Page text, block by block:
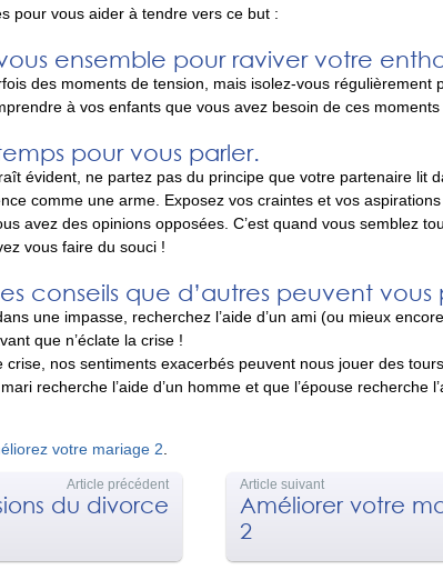
pour vous aider à tendre vers ce but :
ensemble pour raviver votre
des moments de tension, mais isolez-vous régulièrement
à vos enfants que vous avez besoin de ces
pour vous parler.
évident, ne partez pas du prin­cipe que votre partenaire lit
comme une arme. Exposez vos craintes et vos
avez des opinions opposées. C’est quand vous semblez
vous faire du souci !
conseils que d’autres peuvent vous
une impasse, recherchez l’aide d’un ami (ou mieux
que n’éclate la crise !
crise, nos sentiments exacerbés peuvent nous jouer des
recherche l’aide d’un homme et que l’épouse recherche
votre mariage 2
Article précédent
du divorce
Article suivant
Améliorer votre
2